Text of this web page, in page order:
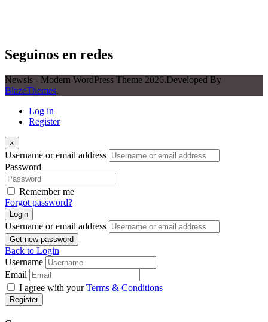
Seguinos en redes
Newsis - Modern WordPress Theme 2026.Developed By
BlazeThemes.
Log in
Register
×
Username or email address
Password
Remember me
Forgot password?
Login
Username or email address
Get new password
Back to Login
Username
Email
I agree with yourTerms & Conditions
Register